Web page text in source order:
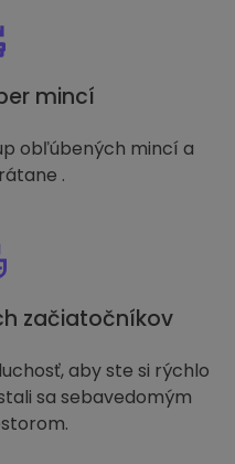
mincí
obľúbených mincí a
.
začiatočníkov
aby ste si rýchlo
sa sebavedomým